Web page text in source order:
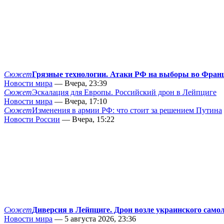
СюжетГрязные технологии. Атаки РФ на выборы во
Новости мира — Вчера, 23:39
СюжетЭскалация для Европы. Российский дрон в Лейпциге
Новости мира — Вчера, 17:10
СюжетИзменения в армии РФ: что стоит за решением Путина
Новости России — Вчера, 15:22
СюжетДиверсия в Лейпциге. Дрон возле украинского
Новости мира — 5 августа 2026, 23:36